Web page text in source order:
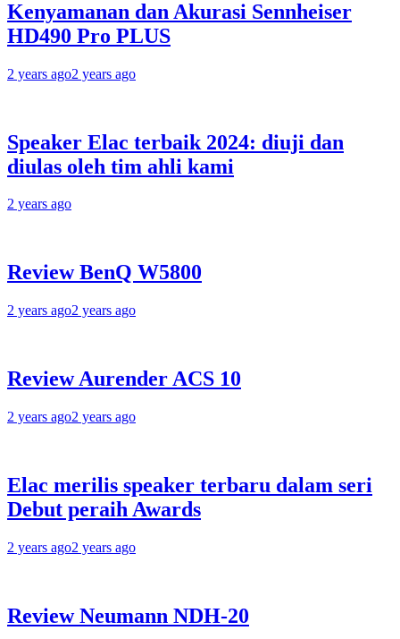
Kenyamanan dan Akurasi Sennheiser
HD490 Pro PLUS
2 years ago2 years ago
Speaker Elac terbaik 2024: diuji dan
diulas oleh tim ahli kami
2 years ago
Review BenQ W5800
2 years ago2 years ago
Review Aurender ACS 10
2 years ago2 years ago
Elac merilis speaker terbaru dalam seri
Debut peraih Awards
2 years ago2 years ago
Review Neumann NDH-20